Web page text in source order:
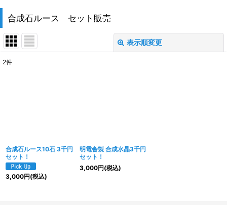
合成石ルース セット販売
表示順変更
2件
合成石ルース10石 3千円
セット！
3,000円(税込)
明電舎製 合成水晶3千円
セット！
3,000円(税込)